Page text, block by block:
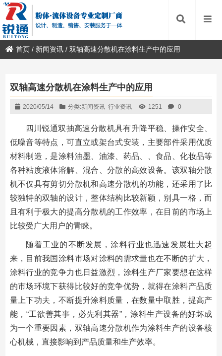
首页 / 新闻资讯 /双轴高速分散机在涂料生产中的应用
双轴高速分散机在涂料生产中的应用
2020/05/14 分类:新闻资讯 行业资讯 1251 0
四川锐通双抽高速分散机具有升降平稳、操作安全、
低噪音等特点，可直立或架台式安装，主要部件采用优质
材料制造，是涂料油墨、油漆、药品、、食品、化妆品等
各种粘度液体溶解、混合、分散的高效设备。该双轴分散
机不仅具有剪切分散机和高速分散机的功能，还采用了比
较独特的双轴的设计，整体结构比较新颖，别具一格，而
且有利于极大的提高分散机的工作效率，在目前的市场上
比较受广大用户的青睐。
随着工业的不断发展，涂料行业也迅速发展壮大起
来，目前我国涂料市场对涂料的需求量也在不断的扩大，
涂料行业的竞争力也日益激烈，涂料生产厂家要想在这样
的市场环境下获得比较好的竞争优势，就得在涂料产品质
量上下功夫，不断提升涂料质量，在数量中取胜，提高产
能，“工欲善其事，必先利其器”，涂料生产设备的好坏成
为一个重要因素，双轴高速分散机作为涂料生产的设备核
心机械，直接影响到产品质量和生产效率。